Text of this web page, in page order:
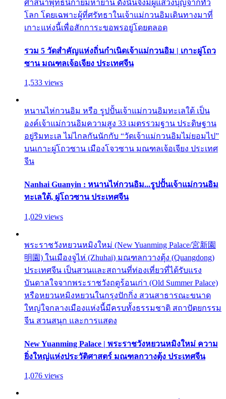
ศาสนาพุทธนิกายมหายาน ดังนั้นจึงมีผู้แสวงบุญจากทั่ว
โลก โดยเฉพาะผู้ที่ศรัทธาในเจ้าแม่กวนอิมเดินทางมาที่
เกาะแห่งนี้เพื่อสักการะขอพรอยู่โดยตลอด
รวม 5 วัดสำคัญแห่งถิ่นกำเนิดเจ้าแม่กวนอิม | เกาะผู่โถว
ซาน มณฑลเจ้อเจียง ประเทศจีน
1,533 views
หนานไห่กวนอิม หรือ รูปปั้นเจ้าแม่กวนอิมทะเลใต้ เป็น
องค์เจ้าแม่กวนอิมความสูง 33 เมตรรวมฐาน ประดิษฐาน
อยู่ริมทะเล ไม่ไกลกันนักกับ “วัดเจ้าแม่กวนอิมไม่ยอมไป”
บนเกาะผู่โถวซาน เมืองโจวซาน มณฑลเจ้อเจียง ประเทศ
จีน
Nanhai Guanyin : หนานไห่กวนอิม...รูปปั้นเจ้าแม่กวนอิม
ทะเลใต้, ผู่โถวซาน ประเทศจีน
1,029 views
พระราชวังหยวนหมิงใหม่ (New Yuanming Palace/宮新園
明園) ในเมืองจูไห่ (Zhuhai) มณฑลกวางตุ้ง (Quangdong)
ประเทศจีน เป็นสวนและสถานที่ท่องเที่ยวที่ได้รับแรง
บันดาลใจจากพระราชวังฤดูร้อนเก่า (Old Summer Palace)
หรือหยวนหมิงหยวนในกรุงปักกิ่ง สวนสาธารณะขนาด
ใหญ่ใจกลางเมืองแห่งนี้มีครบทั้งธรรมชาติ สถาปัตยกรรม
จีน สวนสนุก และการแสดง
New Yuanming Palace | พระราชวังหยวนหมิงใหม่ ความ
ยิ่งใหญ่แห่งประวัติศาสตร์ มณฑลกวางตุ้ง ประเทศจีน
1,076 views